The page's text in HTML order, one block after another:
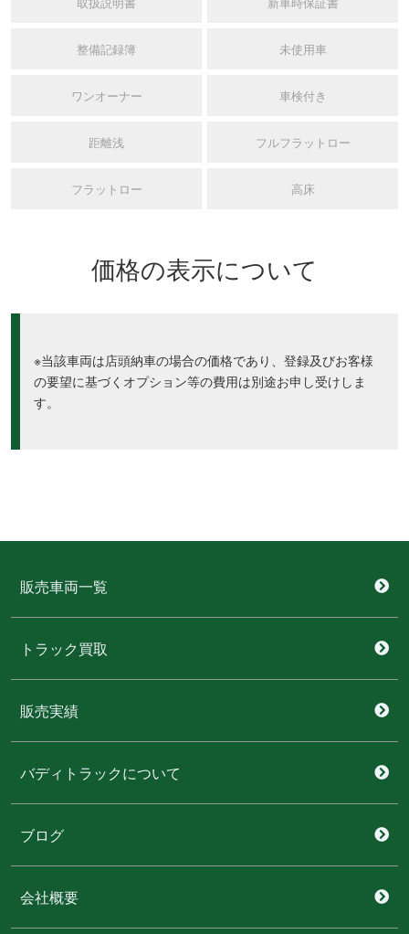
整備記録簿 未使用車
ワンオーナー 車検付き
距離浅 フルフラットロー
フラットロー 高床
価格の表示について
※当該車両は店頭納車の場合の価格であり、登録及びお客様
の要望に基づくオプション等の費用は別途お申し受けしま
す。
販売車両一覧
トラック買取
販売実績
バディトラックについて
ブログ
会社概要